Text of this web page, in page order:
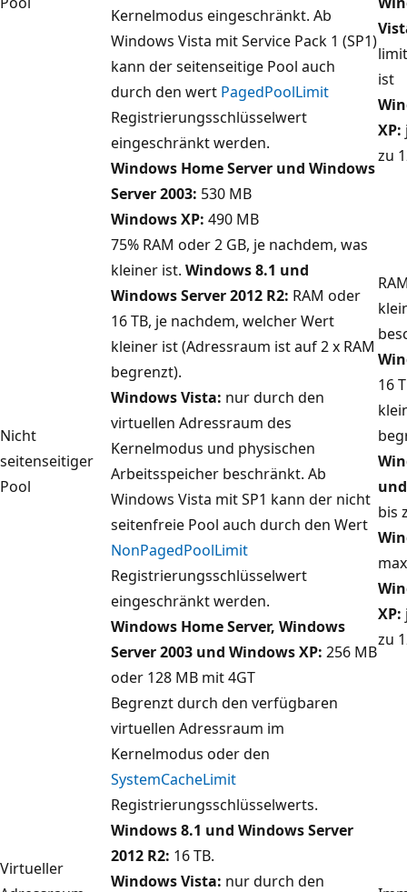
Kernelmodus eingeschränkt. Ab
Windows Vista mit Service Pack 1 (SP1)
kann der seitenseitige Pool auch
durch den wert PagedPoolLimit
Registrierungsschlüsselwert
eingeschränkt werden.
Windows Home Server und Windows
Server 2003: 530 MB
Windows XP: 490 MB
ist
XP:
zu
Nicht
seitenseitiger
Pool
75% RAM oder 2 GB, je nachdem, was
kleiner ist. Windows 8.1 und
Windows Server 2012 R2: RAM oder
16 TB, je nachdem, welcher Wert
kleiner ist (Adressraum ist auf 2 x RAM
begrenzt).
Windows Vista: nur durch den
virtuellen Adressraum des
Kernelmodus und physischen
Arbeitsspeicher beschränkt. Ab
Windows Vista mit SP1 kann der nicht
seitenfreie Pool auch durch den Wert
NonPagedPoolLimit
Registrierungsschlüsselwert
eingeschränkt werden.
Windows Home Server, Windows
Server 2003 und Windows XP: 256 MB
oder 128 MB mit 4GT
16
bis
XP:
zu
Virtueller
Begrenzt durch den verfügbaren
virtuellen Adressraum im
Kernelmodus oder den
SystemCacheLimit
Registrierungsschlüsselwerts.
Windows 8.1 und Windows Server
2012 R2: 16 TB.
Windows Vista: nur durch den